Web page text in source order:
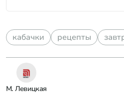
кабачки рецепты
М. Левицкая